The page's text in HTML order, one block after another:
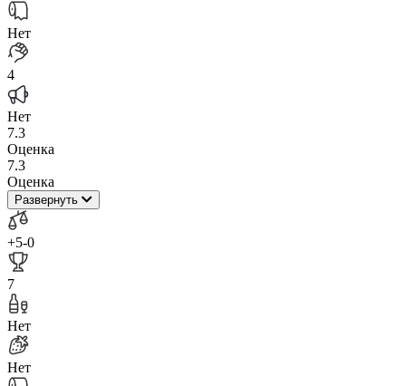
Нет
4
Нет
7.3
Оценка
7.3
Оценка
Развернуть
+5-0
7
Нет
Нет